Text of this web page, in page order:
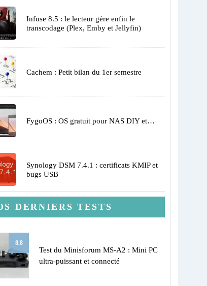
Infuse 8.5 : le lecteur gère enfin le
transcodage (Plex, Emby et Jellyfin)
Cachem : Petit bilan du 1er semestre
FygoOS : OS gratuit pour NAS DIY et…
Synology DSM 7.4.1 : certificats KMIP et
bugs USB
DERNIERS TESTS
8.8
Test du Minisforum MS-A2 : Mini PC
ultra-puissant et connecté